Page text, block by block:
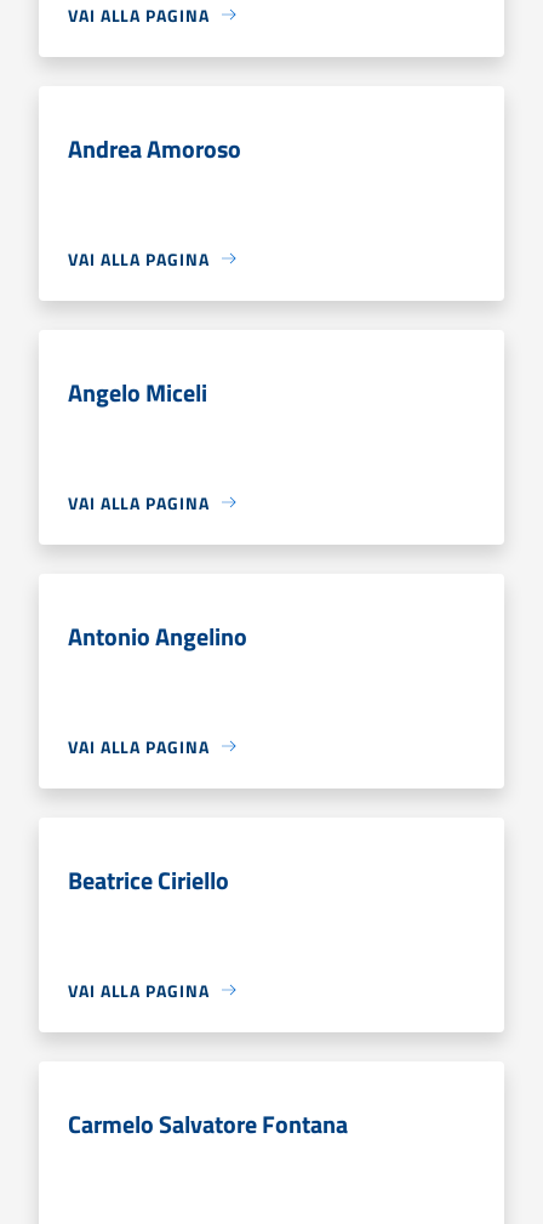
VAI ALLA PAGINA
Andrea Amoroso
VAI ALLA PAGINA
Angelo Miceli
VAI ALLA PAGINA
Antonio Angelino
VAI ALLA PAGINA
Beatrice Ciriello
VAI ALLA PAGINA
Carmelo Salvatore Fontana